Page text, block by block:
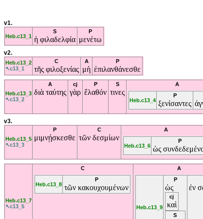
v1.
Heb.c13_1
S
ἡ φιλαδελφία
P
μενέτω
v2.
Heb.c13_2
↖c13_1
C
τῆς φιλοξενίας
A
μὴ
P
ἐπιλανθάνεσθε
Heb.c13_3
↖c13_2
A
διὰ ταύτης
cj
γὰρ
P
ἔλαθόν
S
τινες
A
Heb.c13_4
P
ξενίσαντες
v3.
Heb.c13_5
↖c13_3
P
μιμνῄσκεσθε
C
τῶν δεσμίων
A
Heb.c13_6
P
ὡς
Heb.c13_7
↖c13_5
C
Heb.c13_8
P
τῶν κακουχουμένων
A
Heb.c13_9
P
ὡς
cj
καὶ
S
ἐν